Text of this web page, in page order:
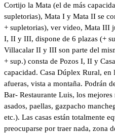
Cortijo la Mata (el de más
supletorias), Mata I y Mata II se
+ supletorias), ver video, Mata III
I, II y III, dispone de 6 plazas (+
Villacalar II y III son parte del
+ sup.) consta de Pozos I, II y
capacidad. Casa Dúplex Rural, en
afueras, vista a montaña. Podrán
Bar- Restaurante Luis, los
asados, paellas, gazpacho
etc.). Las casas están totalmente
preocuparse por traer nada, zona